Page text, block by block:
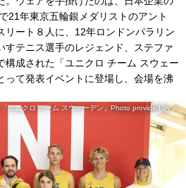
年東京五輪銀メダリストのアント
リート８人に、12年ロンドンパラリン
すテニス選手のレジェンド、ステファ
構成された「ユニクロ チーム スウェー
って発表イベントに登場し、会場を沸
公式ウェアを着てイベントに登場した「ユニクロ チーム スウェーデン」Photo provided by Sweden Olympic and Paralympic Committees